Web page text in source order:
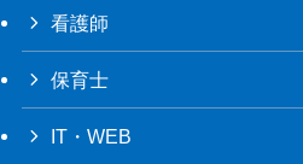
看護師
保育士
IT・WEB